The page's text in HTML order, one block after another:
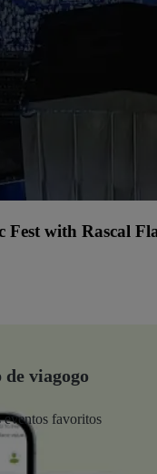
with Rascal
de viagogo
eventos favoritos